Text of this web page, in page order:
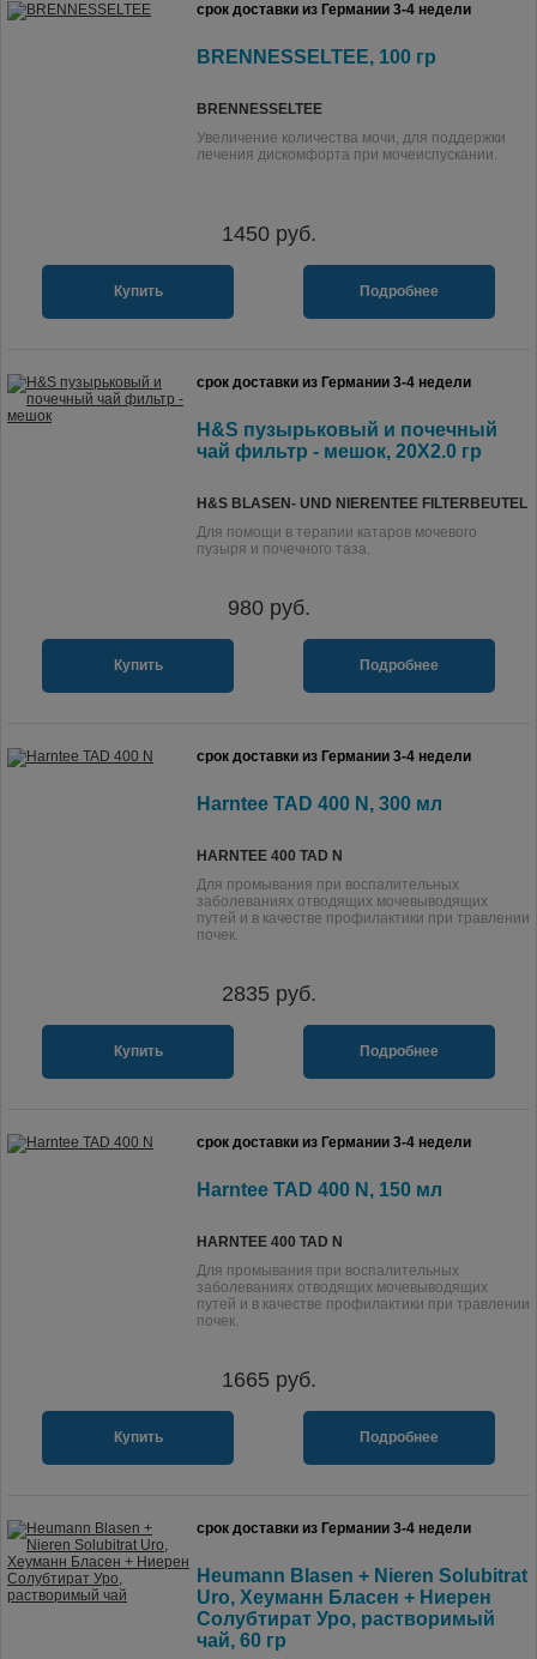
срок доставки из Германии 3-4 недели
BRENNESSELTEE, 100 гр
BRENNESSELTEE
Увеличение количества мочи, для поддержки
лечения дискомфорта при мочеиспускании.
1450руб.
Купить Подробнее
срок доставки из Германии 3-4 недели
H&S пузырьковый и почечный
чай фильтр - мешок, 20X2.0 гр
H&S BLASEN- UND NIERENTEE FILTERBEUTEL
Для помощи в терапии катаров мочевого
пузыря и почечного таза.
980руб.
Купить Подробнее
срок доставки из Германии 3-4 недели
Harntee TAD 400 N, 300 мл
HARNTEE 400 TAD N
Для промывания при воспалительных
заболеваниях отводящих мочевыводящих
путей и в качестве профилактики при травлении
почек.
2835 руб.
Купить Подробнее
срок доставки из Германии 3-4 недели
Harntee TAD 400 N, 150 мл
HARNTEE 400 TAD N
Для промывания при воспалительных
заболеваниях отводящих мочевыводящих
путей и в качестве профилактики при травлении
почек.
1665 руб.
Купить Подробнее
срок доставки из Германии 3-4 недели
Heumann Blasen + Nieren Solubitrat
Uro, Хеуманн Бласен + Ниерен
Солубтират Уро, растворимый
чай, 60 гр